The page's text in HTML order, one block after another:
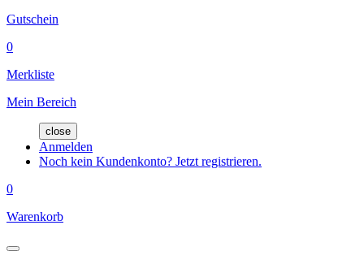
Gutschein
0
Merkliste
Mein Bereich
close
Anmelden
Noch kein Kundenkonto? Jetzt registrieren.
0
Warenkorb